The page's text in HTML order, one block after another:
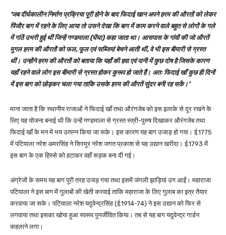
‘जब दीर्घकालीन निर्माण प्रक्रिया पूरी होने के बाद फिदाई खान अपने हरम की औरतों को लेकर
पिंजौर बाग में रहने के लिए आया तो उसने देखा कि बाग में काम करने वाले बहुत से लोगों के गले
में गांठें उभरी हुई थीं जिन्हें गण्डमाला (घेंघा) कहा जाता था। आसपास के गांवों की जो औरतें
मुगल हरम की औरतों को फल, फूल एवं सब्जियां बेचने आती थीं, वे भी इस बीमारी से ग्रस्त
थीं। उन्होंने हरम की औरतों को बताया कि यहाँ की हवा एवं पानी में कुछ दोष है जिसके कारण
यहाँ रहने वाले लोग इस बीमारी से ग्रस्त होकर कुरूप हो जाते हैं। अतः फिदाई खाँ कुछ ही दिनों
में इस बाग को छोड़कर चला गया ताकि उसके हरम की औरतें सुंदर बनी रह सकें।’
माना जाता है कि स्थानीय राजाओं ने फिदाई खाँ तथा औरंगजेब को इस इलाके से दूर रखने के
लिए यह योजना बनाई थी कि उन्हें गण्डमाला से ग्रस्त स्त्री-पुरुष दिखाकर औरंगजेब तथा
फिदाई खाँ के मन में भय उत्पन्न किया जा सके। इस कारण यह बाग उजाड़ हो गया। ई.1775
में पटियाला नरेश अमरसिंह ने सिरमूर नरेश जगत प्रकाश से यह उद्यान खरीदा। ई.1793 में
इस बाग के एक हिस्से को हटाकर वहाँ सड़क बना दी गई।
अंग्रेजों के समय यह बाग पूरी तरह उजड़ गया तथा इसमें जंगली झाड़ियां उग आईं। महाराजा
पटियाला ने इस बाग में गुलाबों की खेती करवाई ताकि महाराजा के लिए गुलाब का इत्र तैयार
करवाया जा सके। पटियाला नरेश यदुवेन्द्रसिंह (ई.1914-74) ने इस उद्यान को फिर से
लगवाया तथा इसका खोया हुआ स्वरूप पुनर्जीवित किया। तब से यह बाग यदुवेन्द्र गार्डन
कहलाने लगा।